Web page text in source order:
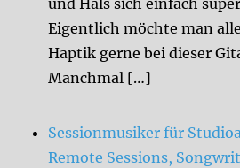
Eigentlich möchte man
Haptik gerne bei dieser
Manchmal […]
Sessionmusiker für
Remote Sessions,